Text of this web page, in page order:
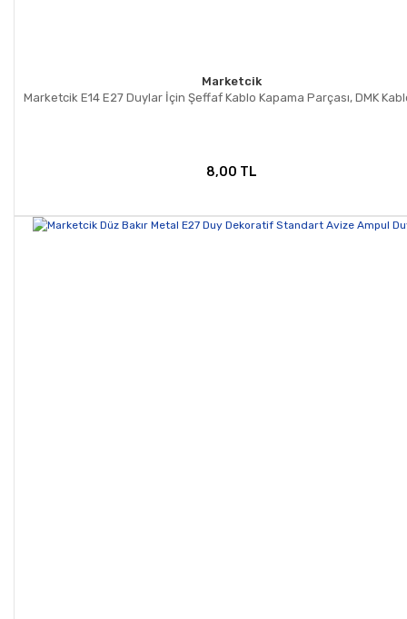
Marketcik
Marketcik E14 E27 Duylar İçin Şeffaf Kablo Kapama Parçası, DMK
8,00 TL